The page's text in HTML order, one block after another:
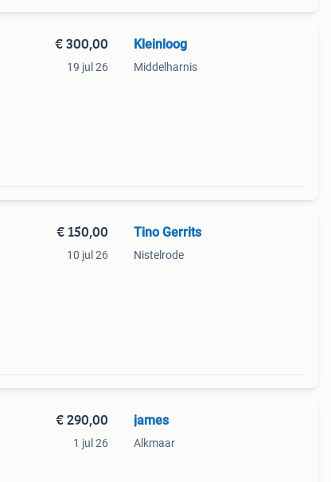
€ 300,00
19 jul 26
Kleinloog
Middelharnis
€ 150,00
10 jul 26
Tino Gerrits
Nistelrode
€ 290,00
1 jul 26
james
Alkmaar